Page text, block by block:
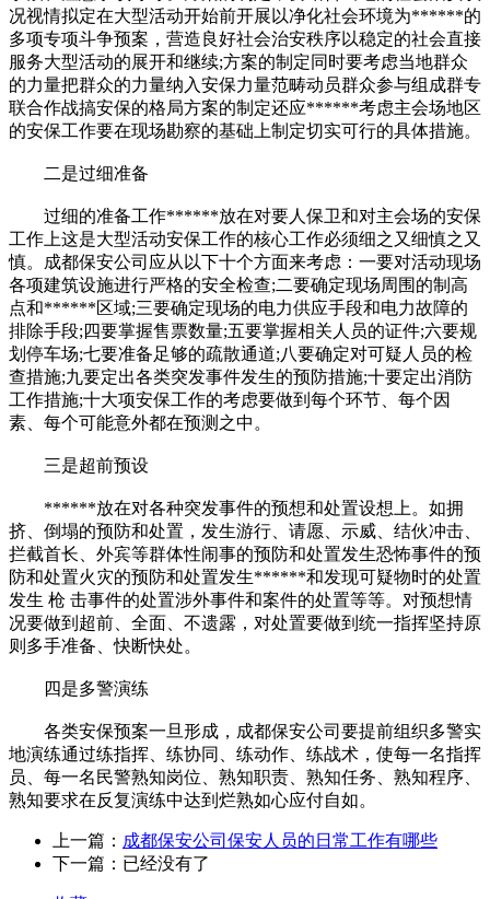
况视情拟定在大型活动开始前开展以净化社会环境为******的
多项专项斗争预案，营造良好社会治安秩序以稳定的社会直接
服务大型活动的展开和继续;方案的制定同时要考虑当地群众
的力量把群众的力量纳入安保力量范畴动员群众参与组成群专
联合作战搞安保的格局方案的制定还应******考虑主会场地区
的安保工作要在现场勘察的基础上制定切实可行的具体措施。
二是过细准备
过细的准备工作******放在对要人保卫和对主会场的安保
工作上这是大型活动安保工作的核心工作必须细之又细慎之又
慎。成都保安公司应从以下十个方面来考虑：一要对活动现场
各项建筑设施进行严格的安全检查;二要确定现场周围的制高
点和******区域;三要确定现场的电力供应手段和电力故障的
排除手段;四要掌握售票数量;五要掌握相关人员的证件;六要规
划停车场;七要准备足够的疏散通道;八要确定对可疑人员的检
查措施;九要定出各类突发事件发生的预防措施;十要定出消防
工作措施;十大项安保工作的考虑要做到每个环节、每个因
素、每个可能意外都在预测之中。
三是超前预设
******放在对各种突发事件的预想和处置设想上。如拥
挤、倒塌的预防和处置，发生游行、请愿、示威、结伙冲击、
拦截首长、外宾等群体性闹事的预防和处置发生恐怖事件的预
防和处置火灾的预防和处置发生******和发现可疑物时的处置
发生 枪 击事件的处置涉外事件和案件的处置等等。对预想情
况要做到超前、全面、不遗露，对处置要做到统一指挥坚持原
则多手准备、快断快处。
四是多警演练
各类安保预案一旦形成，成都保安公司要提前组织多警实
地演练通过练指挥、练协同、练动作、练战术，使每一名指挥
员、每一名民警熟知岗位、熟知职责、熟知任务、熟知程序、
熟知要求在反复演练中达到烂熟如心应付自如。
上一篇： 成都保安公司保安人员的日常工作有哪些
下一篇：已经没有了